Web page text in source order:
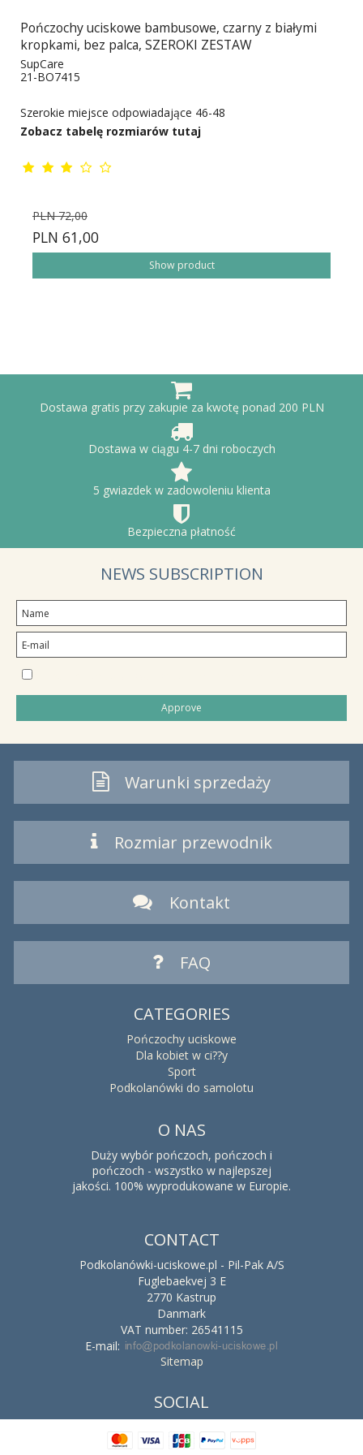
Pończochy uciskowe bambusowe, czarny z białymi
kropkami, bez palca, SZEROKI ZESTAW
SupCare
21-BO7415
Szerokie miejsce odpowiadające 46-48
Zobacz tabelę rozmiarów tutaj
PLN 72,00
PLN 61,00
Show product
Dostawa gratis przy zakupie za kwotę ponad 200 PLN
Dostawa w ciągu 4-7 dni roboczych
5 gwiazdek w zadowoleniu klienta
Bezpieczna płatność
NEWS SUBSCRIPTION
Approve
Warunki sprzedaży
Rozmiar przewodnik
Kontakt
FAQ
CATEGORIES
Pończochy uciskowe
Dla kobiet w ci??y
Sport
Podkolanówki do samolotu
O NAS
Duży wybór pończoch, pończoch i
pończoch - wszystko w najlepszej
jakości. 100% wyprodukowane w Europie.
CONTACT
Podkolanówki-uciskowe.pl - Pil-Pak A/S
Fuglebaekvej 3 E
2770 Kastrup
Danmark
VAT number: 26541115
E-mail:
Sitemap
SOCIAL